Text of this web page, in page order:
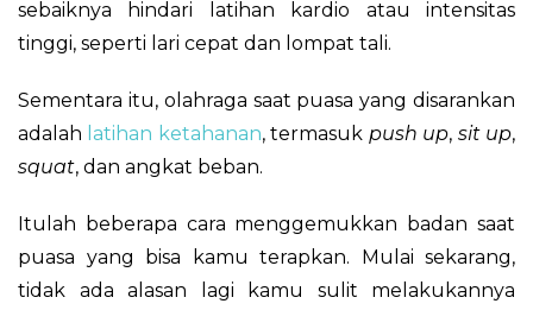
sebaiknya hindari latihan kardio atau intensitas
tinggi, seperti lari cepat dan lompat tali.
Sementara itu, olahraga saat puasa yang disarankan
adalah latihan ketahanan, termasuk push up, sit up,
squat, dan angkat beban.
Itulah beberapa cara menggemukkan badan saat
puasa yang bisa kamu terapkan. Mulai sekarang,
tidak ada alasan lagi kamu sulit melakukannya